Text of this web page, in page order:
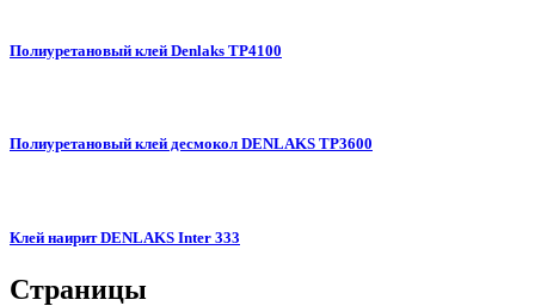
Полиуретановый клей Denlaks TP4100
Полиуретановый клей десмокол DENLAKS TP3600
Клей наирит DENLAKS Inter 333
Страницы